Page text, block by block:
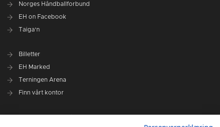
Norges Håndballforbund
EH on Facebook
Taiga'n
Billetter
EH Marked
Terningen Arena
Finn vårt kontor